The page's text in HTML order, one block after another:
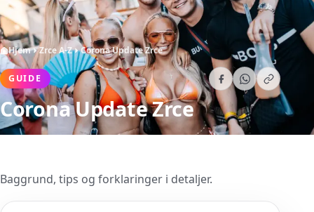
Hjem Zrce A-Z Corona Update Zrce
GUIDE
Corona Update Zrce
Baggrund, tips og forklaringer i detaljer.